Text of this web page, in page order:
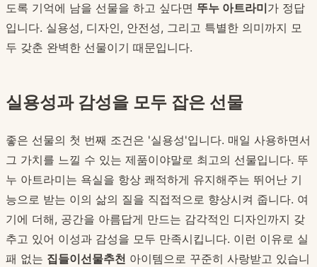
도록 기억에 남을 선물을 하고 싶다면 뚜누 아트라미가 정답
입니다. 실용성, 디자인, 안전성, 그리고 특별한 의미까지 모
두 갖춘 완벽한 선물이기 때문입니다.
실용성과 감성을 모두 잡은 선물
좋은 선물의 첫 번째 조건은 '실용성'입니다. 매일 사용하면서
그 가치를 느낄 수 있는 제품이야말로 최고의 선물입니다. 뚜
누 아트라미는 욕실을 항상 쾌적하게 유지해주는 뛰어난 기
능으로 받는 이의 삶의 질을 직접적으로 향상시켜 줍니다. 여
기에 더해, 공간을 아름답게 만드는 감각적인 디자인까지 갖
추고 있어 이성과 감성을 모두 만족시킵니다. 이런 이유로 실
패 없는 집들이선물추천 아이템으로 꾸준히 사랑받고 있습니